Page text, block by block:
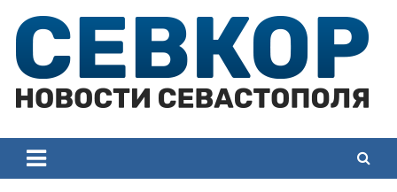
content
Севастополя
Севастополя